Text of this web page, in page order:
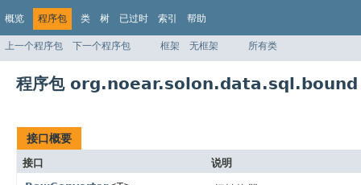
概览 程序包 类 树 已过时 索引 帮助
上一个程序包 下一个程序包 框架 无框架 所有类
程序包 org.noear.solon.data.sql.bound
接口概要
接口
说明